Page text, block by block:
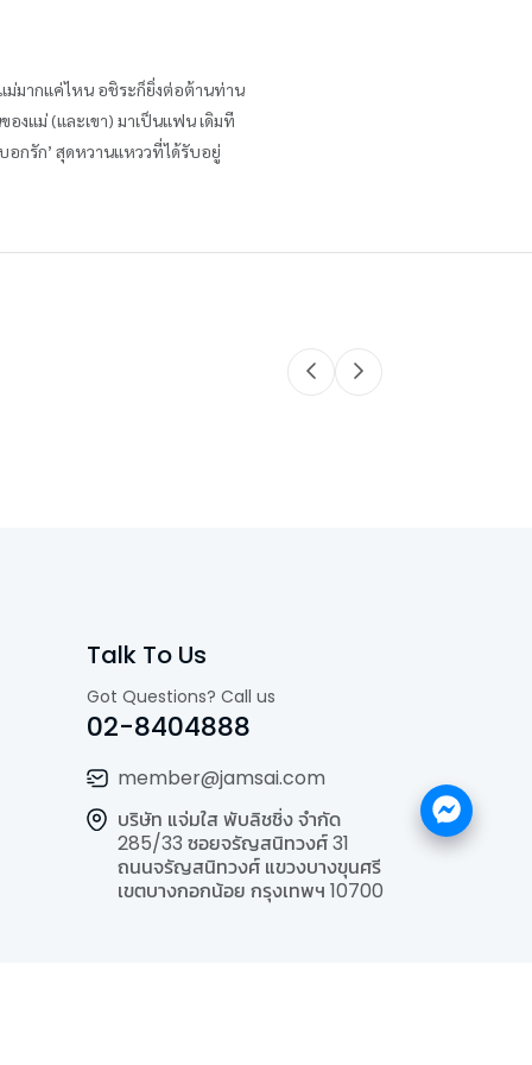
ม่มากแค่ไหน อชิระก็ยิ่งต่อต้านท่าน
งแม่ (และเขา) มาเป็นแฟน เดิมที
อกรัก’ สุดหวานแหววที่ได้รับอยู่
Talk To Us
Got Questions? Call us
02-8404888
member@jamsai.com
บริษัท แจ่มใส พับลิชชิ่ง จำกัด
285/33 ซอยจรัญสนิทวงศ์ 31
ถนนจรัญสนิทวงศ์ แขวงบางขุนศรี
เขตบางกอกน้อย กรุงเทพฯ 10700